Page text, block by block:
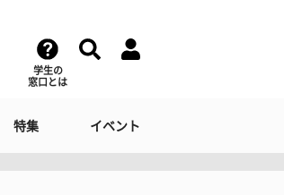
学生の
窓口とは
特集 イベント